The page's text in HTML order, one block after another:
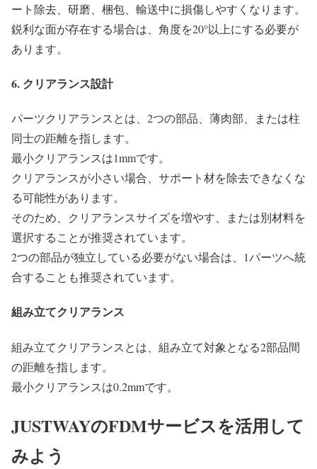
ート除去、研磨、梱包、輸送中に損傷しやすくなります。
鋭利な面が存在する場合は、角度を20°以上にする必要が
あります。
6. クリアランス設計
パーツクリアランスとは、2つの部品、薄肉部、または柱
同士の距離を指します。
最小クリアランスは1mmです。
クリアランスが小さい場合、サポート材を除去できなくな
る可能性があります。
そのため、クリアランスサイズを増やす、または別材料を
選択することが推奨されています。
2つの部品が独立している必要がない場合は、1パーツへ統
合することも推奨されています。
組み立てクリアランス
組み立てクリアランスとは、組み立て対象となる2部品間
の距離を指します。
最小クリアランスは0.2mmです。
JUSTWAYのFDMサービスを活用して
みよう